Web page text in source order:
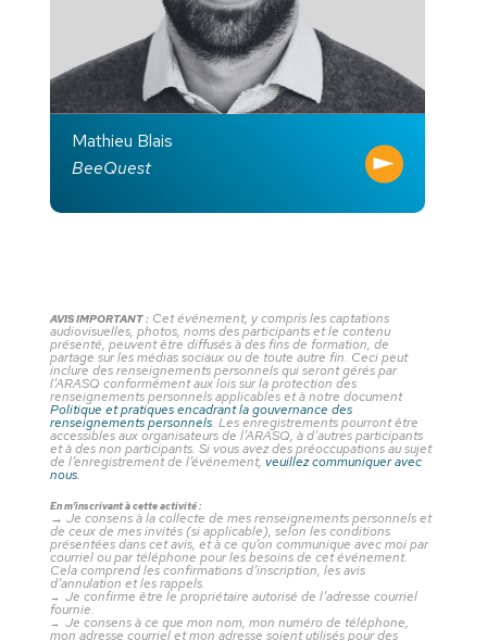
Mathieu Blais
BeeQuest
AVIS IMPORTANT : Cet événement, y compris les captations
audiovisuelles, photos, noms des participants et le contenu
présenté, peuvent être diffusés à des fins de formation, de
partage sur les médias sociaux ou de toute autre fin. Ceci peut
inclure des renseignements personnels qui seront gérés par
l’ARASQ conformément aux lois sur la protection des
renseignements personnels applicables et à notre document
Politique et pratiques encadrant la gouvernance des
renseignements personnels. Les enregistrements pourront être
accessibles aux organisateurs de l’ARASQ, à d’autres participants
et à des non participants. Si vous avez des préoccupations au sujet
de l’enregistrement de l’événement,veuillez communiquer avec
nous.
En m’inscrivant à cette activité :
→Je consens à la collecte de mes renseignements personnels et
de ceux de mes invités (si applicable), selon les conditions
présentées dans cet avis, et à ce qu’on communique avec moi par
courriel ou par téléphone pour les besoins de cet événement.
Cela comprend les confirmations d’inscription, les avis
d’annulation et les rappels.
→ Je confirme être le propriétaire autorisé de l’adresse courriel
fournie.
→ Je consens à ce que mon nom, mon numéro de téléphone,
mon adresse courriel et mon adresse soient utilisés pour des